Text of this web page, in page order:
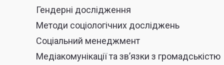
Гендерні дослідження
Методи соціологічних досліджень
Соціальний менеджмент
Медіакомунікації та зв’язки з громадськістю